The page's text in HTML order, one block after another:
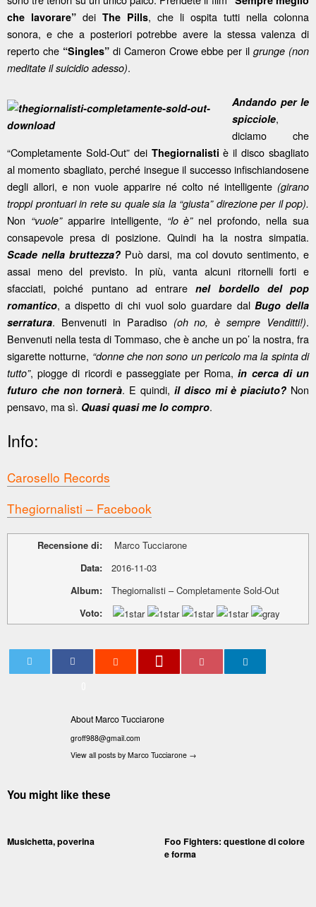
che lavorare” dei The Pills, che li ospita tutti nella colonna
sonora, e che a posteriori potrebbe avere la stessa valenza di
reperto che “Singles”di Cameron Crowe ebbe per ilgrunge (non
meditate il suicidio adesso).
Andando per le
spicciole,
diciamo che
“Completamente Sold-Out” deiThegiornalisti è il disco sbagliato
al momento sbagliato, perché insegue il successo infischiandosene
degli allori, e non vuole apparire né colto né intelligente (girano
troppi prontuari in rete su quale sia la “giusta” direzione per il pop).
Non “vuole”apparire intelligente, “lo è”nel profondo, nella sua
consapevole presa di posizione. Quindi ha la nostra simpatia.
Scade nella bruttezza? Può darsi, ma col dovuto sentimento, e
assai meno del previsto. In più, vanta alcuni ritornelli forti e
sfacciati, poiché puntano ad entrarenel bordello del pop
romantico, a dispetto di chi vuol solo guardare dalBugo della
serratura. Benvenuti in Paradiso(oh no, è sempre Venditti!).
Benvenuti nella testa di Tommaso, che è anche un po’ la nostra, fra
sigarette notturne, “donne che non sono un pericolo ma la spinta di
tutto”, piogge di ricordi e passeggiate per Roma,in cerca di un
futuro che non tornerà. E quindi, il disco mi è piaciuto? Non
pensavo, ma sì. Quasi quasi me lo compro.
Info:
Carosello Records
Thegiornalisti – Facebook
Recensione di:
Marco Tucciarone
Data:
2016-11-03
Album:
Thegiornalisti – Completamente Sold-Out
Voto:
About Marco Tucciarone
groff988@gmail.com
View all posts by Marco Tucciarone →
You might like these
Musichetta, poverina
Foo Fighters: questione di colore
e forma